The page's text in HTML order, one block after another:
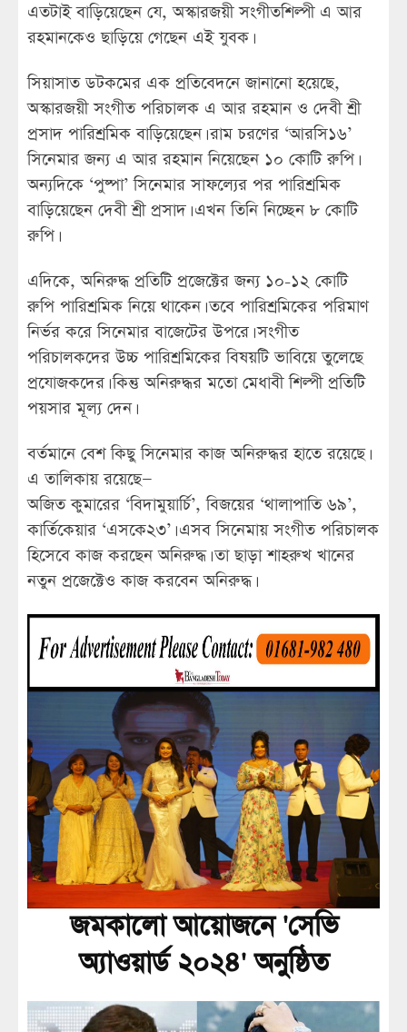
এতটাই বাড়িয়েছেন যে, অস্কারজয়ী সংগীতশিল্পী এ আর
রহমানকেও ছাড়িয়ে গেছেন এই যুবক।
সিয়াসাত ডটকমের এক প্রতিবেদনে জানানো হয়েছে,
অস্কারজয়ী সংগীত পরিচালক এ আর রহমান ও দেবী শ্রী
প্রসাদ পারিশ্রমিক বাড়িয়েছেন। রাম চরণের ‘আরসি১৬’
সিনেমার জন্য এ আর রহমান নিয়েছেন ১০ কোটি রুপি।
অন্যদিকে ‘পুষ্পা’ সিনেমার সাফল্যের পর পারিশ্রমিক
বাড়িয়েছেন দেবী শ্রী প্রসাদ। এখন তিনি নিচ্ছেন ৮ কোটি
রুপি।
এদিকে, অনিরুদ্ধ প্রতিটি প্রজেক্টের জন্য ১০-১২ কোটি
রুপি পারিশ্রমিক নিয়ে থাকেন। তবে পারিশ্রমিকের পরিমাণ
নির্ভর করে সিনেমার বাজেটের উপরে। সংগীত
পরিচালকদের উচ্চ পারিশ্রমিকের বিষয়টি ভাবিয়ে তুলেছে
প্রযোজকদের। কিন্তু অনিরুদ্ধর মতো মেধাবী শিল্পী প্রতিটি
পয়সার মূল্য দেন।
বর্তমানে বেশ কিছু সিনেমার কাজ অনিরুদ্ধর হাতে রয়েছে।
এ তালিকায় রয়েছে—
অজিত কুমারের ‘বিদামুয়ার্চি’, বিজয়ের ‘থালাপাতি ৬৯’,
কার্তিকেয়ার ‘এসকে২৩’। এসব সিনেমায় সংগীত পরিচালক
হিসেবে কাজ করছেন অনিরুদ্ধ। তা ছাড়া শাহরুখ খানের
নতুন প্রজেক্টেও কাজ করবেন অনিরুদ্ধ।
জমকালো আয়োজনে 'সেভি
অ্যাওয়ার্ড ২০২৪' অনুষ্ঠিত